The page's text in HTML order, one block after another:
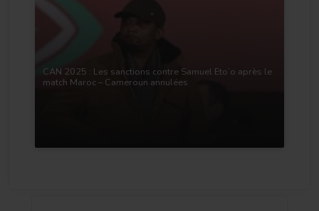
CAN 2025 : Les sanctions contre Samuel Eto’o après le
match Maroc – Cameroun annulées